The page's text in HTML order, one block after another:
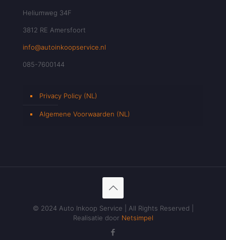
Heliumweg 34F
3812 RE Amersfoort
info@autoinkoopservice.nl
085-7600144
Privacy Policy (NL)
Algemene Voorwaarden (NL)
© 2024 Auto Inkoop Service | All Rights Reserved |
Realisatie door Netsimpel